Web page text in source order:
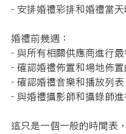
- 安排婚禮彩排和婚禮當天
婚禮前幾週 ：
- 與所有相關供應商進行
- 確認婚禮佈置和場地佈置
- 確認婚禮音樂和播放列表
- 與婚禮攝影師和攝錄師
這只是一個一般的時間表